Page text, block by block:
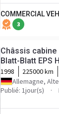
COMMERCIAL
3
Châssis
Blatt-Blatt EPS
1998 225000 km
Allemagne,
Publié: 1jour(s)